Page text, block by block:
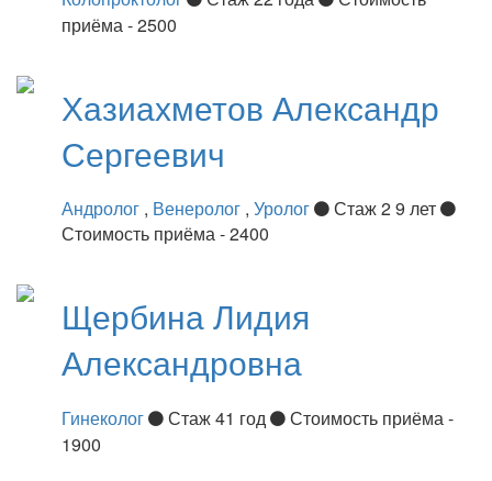
приёма - 2500
Хазиахметов Александр
Сергеевич
Андролог , Венеролог , Уролог
Стаж 2 9 лет
Стоимость приёма - 2400
ЩербинаЛидия
Александровна
Гинеколог Стаж 41 год
Стоимость приёма -
1900